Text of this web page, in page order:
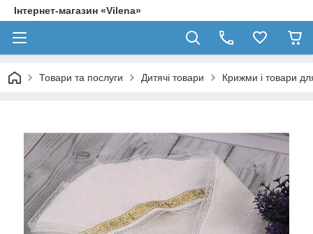
Інтернет-магазин «Vilena»
Товари та послуги Дитячі товари Крижми і товари